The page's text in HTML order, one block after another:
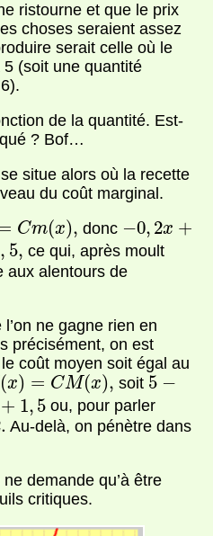
ristourne et que le prix
choses seraient assez
serait celle où le
5 (soit une quantité
de la quantité. Est-
? Bof…
situe alors où la recette
du coût marginal.
Cm(x),
m( ), donc −0, 2x
0, 2x +
+
, 5,
5 ce qui, après moult
aux alentours de
ne gagne rien en
précisément, on est
coût moyen soit égal au
(x) = CM(x),
x) =CM(x), soit 5
5 −
+
+ 1, 5
1 5 ou, pour parler
Au-delà, on pénètre dans
demande qu’à être
critiques.